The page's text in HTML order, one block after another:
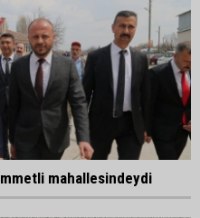
mahallesindeydi